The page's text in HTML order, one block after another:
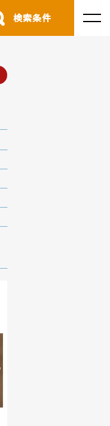
検索条件